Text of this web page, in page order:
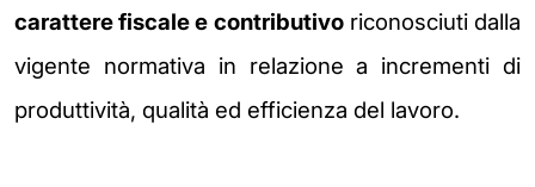
carattere fiscale e contributivoriconosciuti dalla
vigente normativa in relazione a incrementi di
produttività, qualità ed efficienza del lavoro.